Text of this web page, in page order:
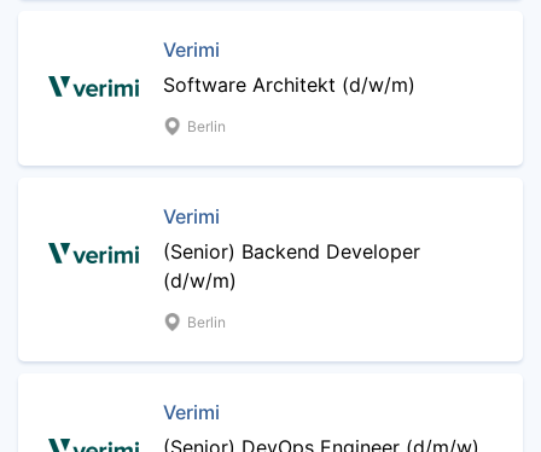
Verimi
Software Architekt (d/w/m)
Berlin
Verimi
(Senior) Backend Developer
(d/w/m)
Berlin
Verimi
(Senior) DevOps Engineer (d/m/w)